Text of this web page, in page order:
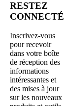
RESTEZ
CONNECTÉ
Inscrivez-vous
pour recevoir
dans votre boîte
de réception des
informations
intéressantes et
des mises à jour
sur les nouveaux